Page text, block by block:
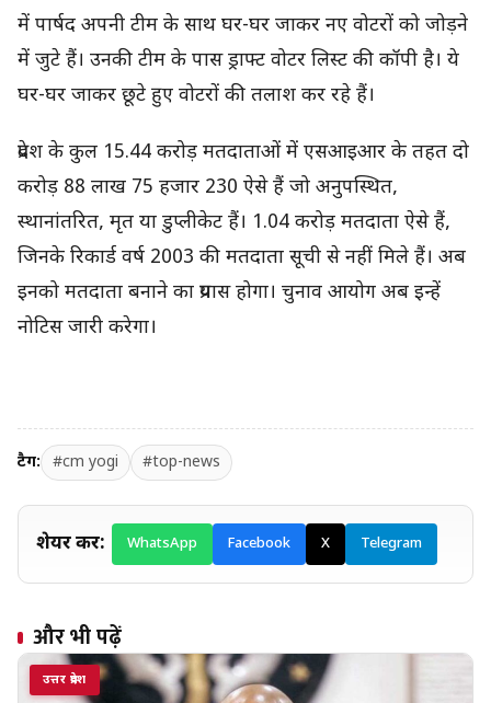
में पार्षद अपनी टीम के साथ घर-घर जाकर नए वोटरों को जोड़ने
में जुटे हैं। उनकी टीम के पास ड्राफ्ट वोटर लिस्ट की कॉपी है। ये
घर-घर जाकर छूटे हुए वोटरों की तलाश कर रहे हैं।
प्रदेश के कुल 15.44 करोड़ मतदाताओं में एसआइआर के तहत दो
करोड़ 88 लाख 75 हजार 230 ऐसे हैं जो अनुपस्थित,
स्थानांतरित, मृत या डुप्लीकेट हैं। 1.04 करोड़ मतदाता ऐसे हैं,
जिनके रिकार्ड वर्ष 2003 की मतदाता सूची से नहीं मिले हैं। अब
इनको मतदाता बनाने का प्रयास होगा। चुनाव आयोग अब इन्हें
नोटिस जारी करेगा।
टैग: #cm yogi #top-news
शेयर करें: WhatsApp Facebook X Telegram
और भी पढ़ें
उत्तर प्रदेश